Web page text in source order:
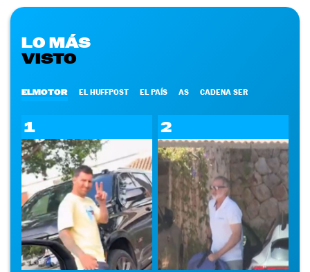
LO MÁS
VISTO
ELMOTOR EL HUFFPOST EL PAÍS AS CADENA SER
1 2